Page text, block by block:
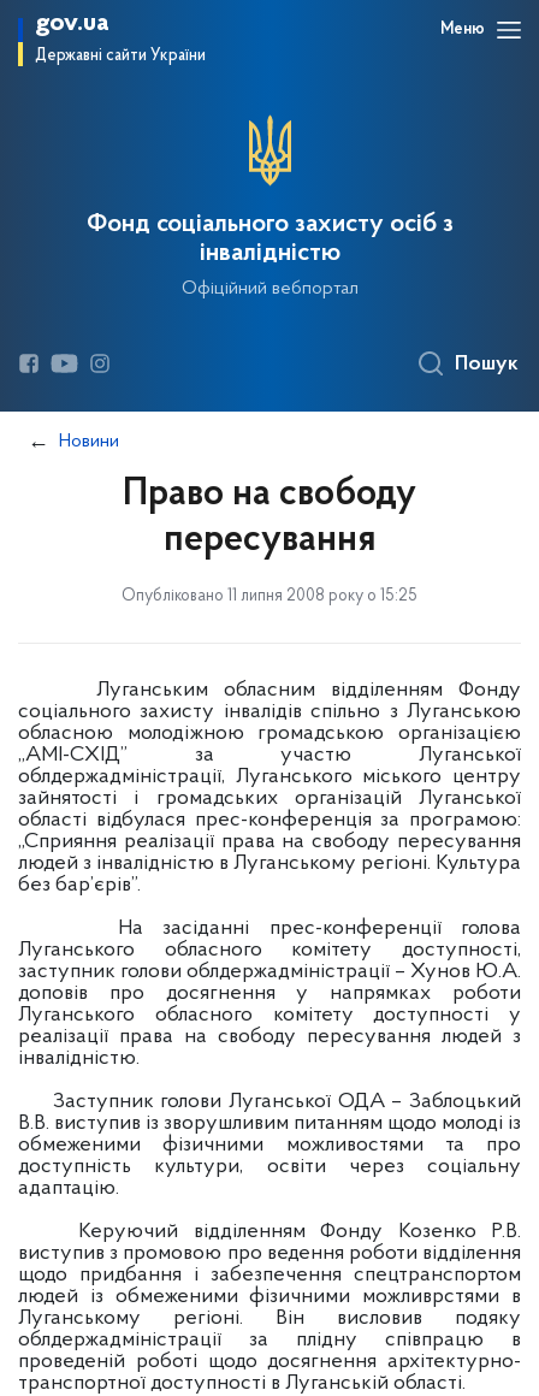
gov.ua
Державні сайти України
Меню
Фонд соціального захисту осіб з
інвалідністю
Офіційний вебпортал
Пошук
Новини
Право на свободу
пересування
Опубліковано 11 липня 2008 року о 15:25
Луганським обласним відділенням Фонду
соціального захисту інвалідів спільно з Луганською
обласною молодіжною громадською організацією
„АМІ-СХІД” за участю Луганської
облдержадміністрації, Луганського міського центру
зайнятості і громадських організацій Луганської
області відбулася прес-конференція за програмою:
„Сприяння реалізації права на свободу пересування
людей з інвалідністю в Луганському регіоні. Культура
без бар’єрів”.
На засіданні прес-конференції голова
Луганського обласного комітету доступності,
заступник голови облдержадміністрації – Хунов Ю.А.
доповів про досягнення у напрямках роботи
Луганського обласного комітету доступності у
реалізації права на свободу пересування людей з
інвалідністю.
Заступник голови Луганської ОДА – Заблоцький
В.В. виступив із зворушливим питанням щодо молоді із
обмеженими фізичними можливостями та про
доступність культури, освіти через соціальну
адаптацію.
Керуючий відділенням Фонду Козенко Р.В.
виступив з промовою про ведення роботи відділення
щодо придбання і забезпечення спецтранспортом
людей із обмеженими фізичними можливрстями в
Луганському регіоні. Він висловив подяку
облдержадміністрації за плідну співпрацю в
проведеній роботі щодо досягнення архітектурно-
транспортної доступності в Луганській області.